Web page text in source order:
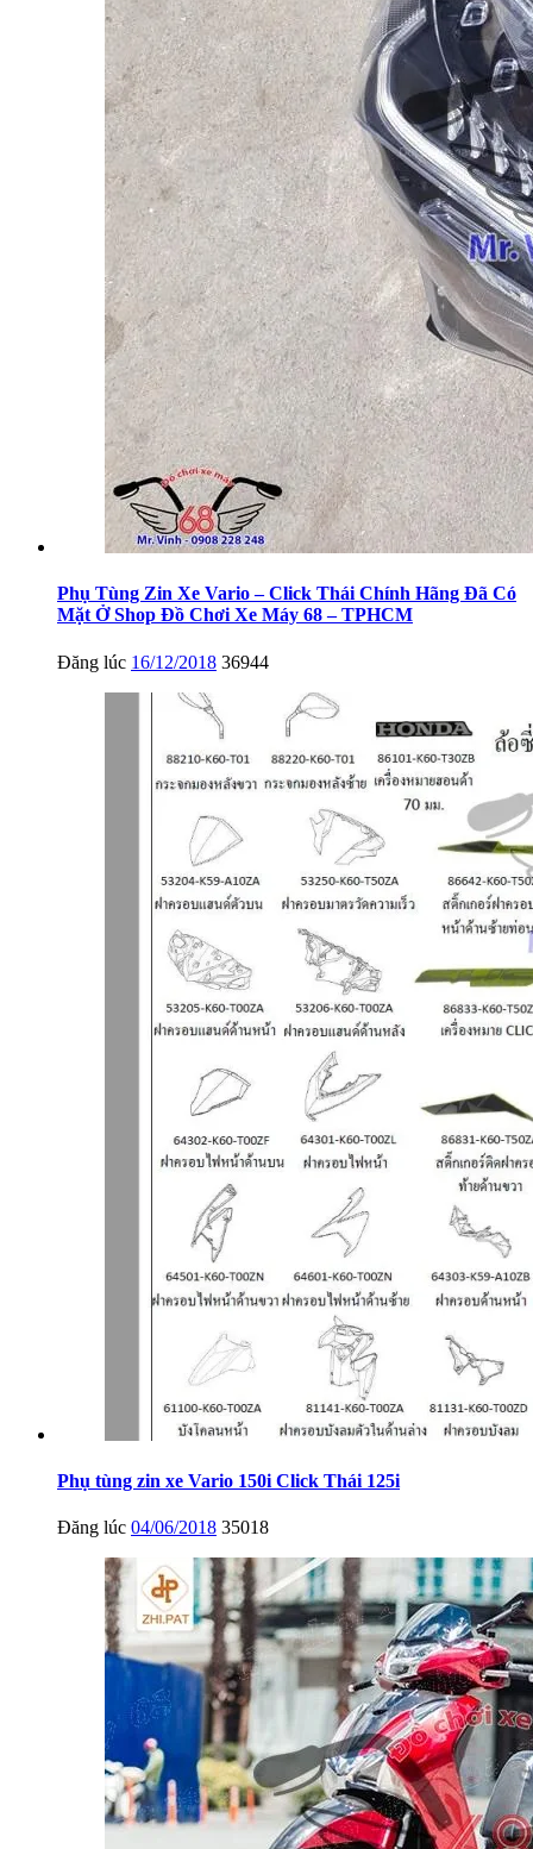
Phụ Tùng Zin Xe Vario – Click Thái Chính Hãng Đã Có
Mặt Ở Shop Đồ Chơi Xe Máy 68 – TPHCM
Đăng lúc 16/12/2018 36944
Phụ tùng zin xe Vario 150i Click Thái 125i
Đăng lúc 04/06/2018 35018